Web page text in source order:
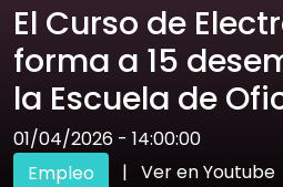
El Curso de
forma a 15
la Escuela de
01/04/2026 - 14:00:00
Empleo
| Ver en Youtube